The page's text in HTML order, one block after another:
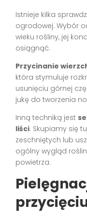
Istnieje kilka
ogrodowej. Wybór
wieku rośliny, jej
osiągnąć.
Przycinanie
która stymuluje
usunięciu górnej
jukę do tworzenia
Inną techniką jest
liści. Skupiamy się
zeschniętych lub
ogólny wygląd
powietrza.